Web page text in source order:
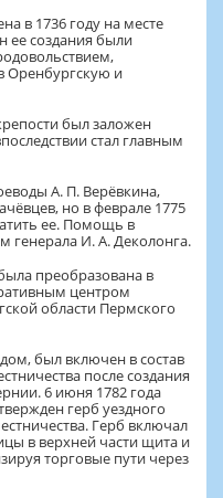
в 1736 году на месте
ее создания были
Оренбургскую и
был заложен
стал главным
А. П. Верёвкина,
но в феврале 1775
ее. Помощь в
И. А. Деколонга.
преобразована в
центром
области Пермского
был включен в состав
после создания
6 июня 1782 года
герб уездного
Герб включал
в верхней части щита и
торговые пути через